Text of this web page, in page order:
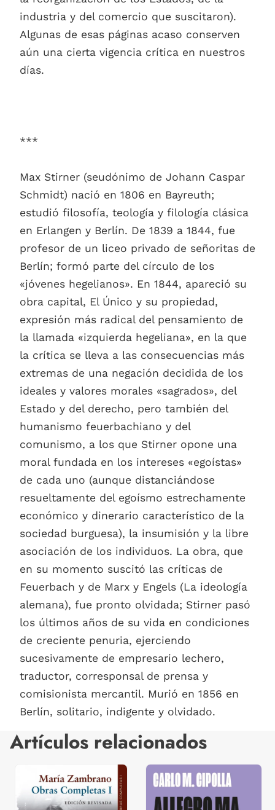
industria y del comercio que suscitaron).
Algunas de esas páginas acaso conserven
aún una cierta vigencia crítica en nuestros
días.
***
Max Stirner (seudónimo de Johann Caspar
Schmidt) nació en 1806 en Bayreuth;
estudió filosofía, teología y filología clásica
en Erlangen y Berlín. De 1839 a 1844, fue
profesor de un liceo privado de señoritas de
Berlín; formó parte del círculo de los
«jóvenes hegelianos». En 1844, apareció su
obra capital, El Único y su propiedad,
expresión más radical del pensamiento de
la llamada «izquierda hegeliana», en la que
la crítica se lleva a las consecuencias más
extremas de una negación decidida de los
ideales y valores morales «sagrados», del
Estado y del derecho, pero también del
humanismo feuerbachiano y del
comunismo, a los que Stirner opone una
moral fundada en los intereses «egoístas»
de cada uno (aunque distanciándose
resueltamente del egoísmo estrechamente
económico y dinerario característico de la
sociedad burguesa), la insumisión y la libre
asociación de los individuos. La obra, que
en su momento suscitó las críticas de
Feuerbach y de Marx y Engels (La ideología
alemana), fue pronto olvidada; Stirner pasó
los últimos años de su vida en condiciones
de creciente penuria, ejerciendo
sucesivamente de empresario lechero,
traductor, corresponsal de prensa y
comisionista mercantil. Murió en 1856 en
Berlín, solitario, indigente y olvidado.
Artículos relacionados